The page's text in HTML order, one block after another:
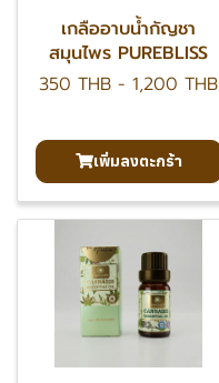
เกลืออาบน้ำกัญชา
สมุนไพร PUREBLISS
350 THB -1,200 THB
เพิ่มลงตะกร้า